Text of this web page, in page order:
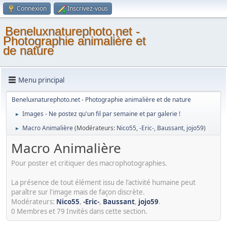
Connexion Inscrivez-vous
Beneluxnaturephoto.net -
Photographie animalière et
de nature
Menu principal
Beneluxnaturephoto.net - Photographie animalière et de nature
► Images - Ne postez qu'un fil par semaine et par galerie !
► Macro Animalière(Modérateurs: Nico55,-Eric-, Baussant, jojo59)
Macro Animalière
Pour poster et critiquer des macrophotographies.
La présence de tout élément issu de l'activité humaine peut
paraître sur l'image mais de façon discrète.
Modérateurs: Nico55, -Eric-, Baussant, jojo59.
0 Membres et 79 Invités dans cette section.